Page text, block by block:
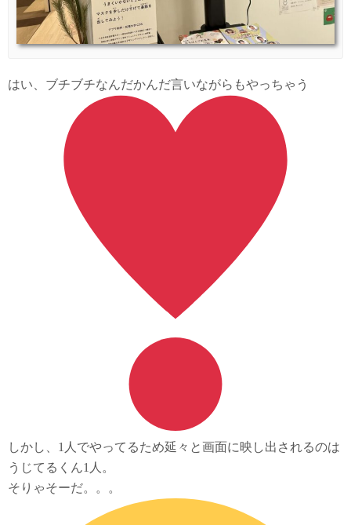
はい、ブチブチなんだかんだ言いながらもやっちゃう
しかし、1人でやってるため延々と画面に映し出されるのは
うじてるくん1人。
そりゃそーだ。。。